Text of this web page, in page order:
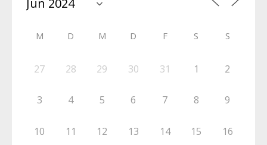
M D M D F S S
27 28 29 30 31 1 2
3 4 5 6 7 8 9
10 11 12 13 14 15 16